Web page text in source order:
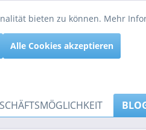
bieten zu können. Mehr
Alle Cookies akzeptieren